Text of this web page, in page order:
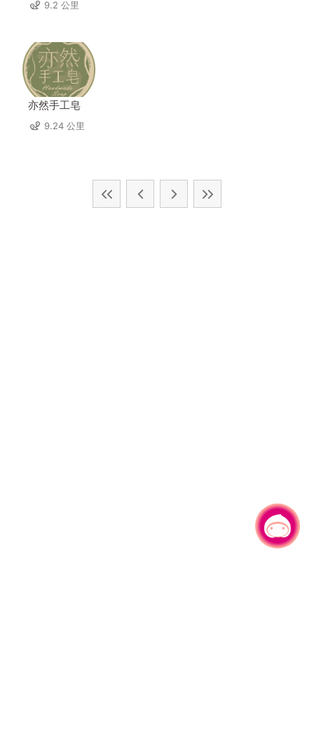
9.2 公里
亦然手工皂
9.24 公里